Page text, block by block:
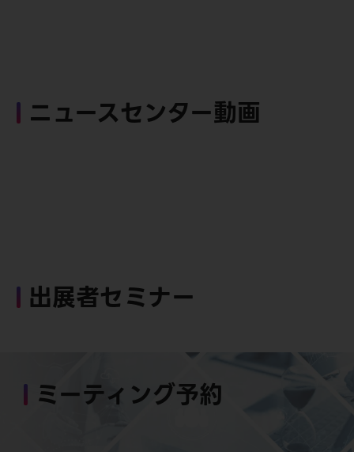
ニュースセンター動画
出展者セミナー
ミーティング予約